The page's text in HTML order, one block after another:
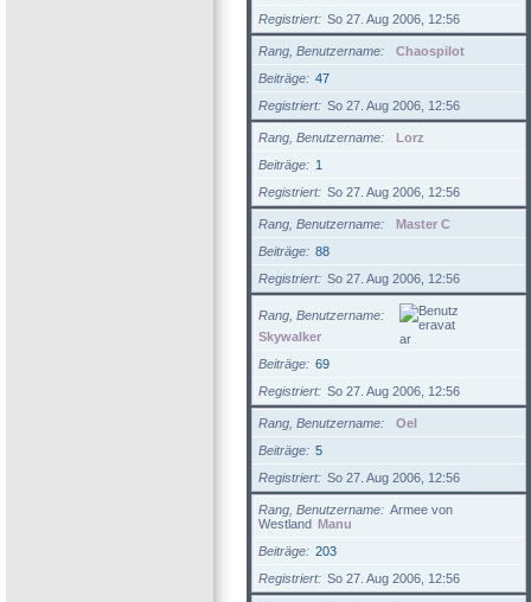
Registriert
So 27. Aug 2006, 12:56
Rang, Benutzername
Chaospilot
Beiträge
47
Registriert
So 27. Aug 2006, 12:56
Rang, Benutzername
Lorz
Beiträge
1
Registriert
So 27. Aug 2006, 12:56
Rang, Benutzername
Master C
Beiträge
88
Registriert
So 27. Aug 2006, 12:56
Rang, Benutzername
Skywalker
Beiträge
69
Registriert
So 27. Aug 2006, 12:56
Rang, Benutzername
Oel
Beiträge
5
Registriert
So 27. Aug 2006, 12:56
Rang, Benutzername
Armee von
Westland Manu
Beiträge
203
Registriert
So 27. Aug 2006, 12:56